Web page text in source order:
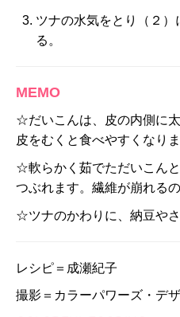
ツナの水気をとり（２
る。
MEMO
☆だいこんは、皮の内側に
皮をむくと食べやすくなりま
☆軟らかく茹でただいこん
つぶれます。繊維が崩れる
☆ツナのかわりに、納豆や
レシピ＝成瀬紀子
撮影＝カラーパワーズ・デ